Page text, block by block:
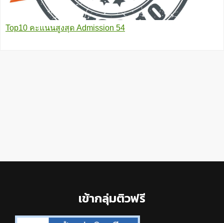
Top10 คะแนนสูงสุด Admission 54
เข้ากลุ่มติวฟรี